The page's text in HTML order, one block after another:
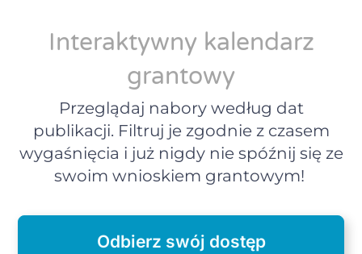
Interaktywny kalendarz
grantowy
Przeglądaj nabory według dat
publikacji. Filtruj je zgodnie z czasem
wygaśnięcia i już nigdy nie spóźnij się ze
swoim wnioskiem grantowym!
Odbierz swój dostęp